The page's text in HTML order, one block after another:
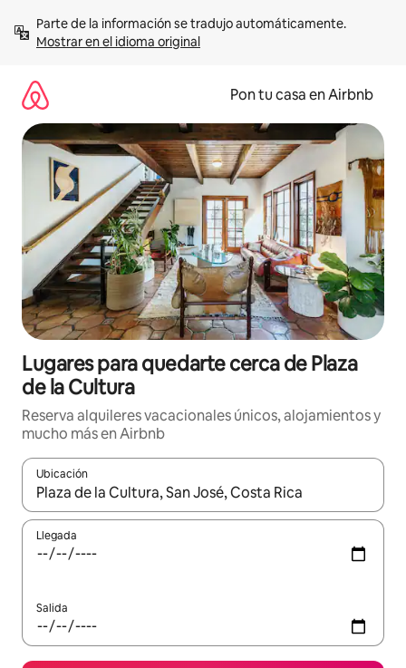
contenidoMostrar en el idioma original
Pon tu casa en Airbnb
Lugares para quedarte cerca de Plaza
de la Cultura
Reserva alquileres vacacionales únicos, alojamientos y
mucho más en Airbnb
Ubicación
Cuando los resultados estén disponibles, navega con las
Llegada
Salida